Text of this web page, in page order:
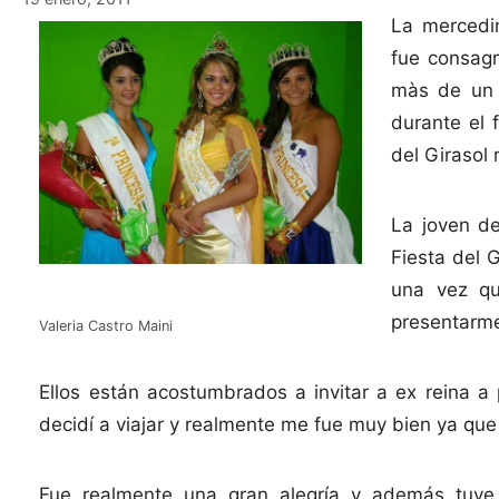
Valeria Castro Maini
La
fue
màs de
durante el
del Girasol
La joven
Fiesta del
una vez
Ellos están acostumbrados a invitar a ex reina
decidí a viajar y realmente me fue muy bien ya